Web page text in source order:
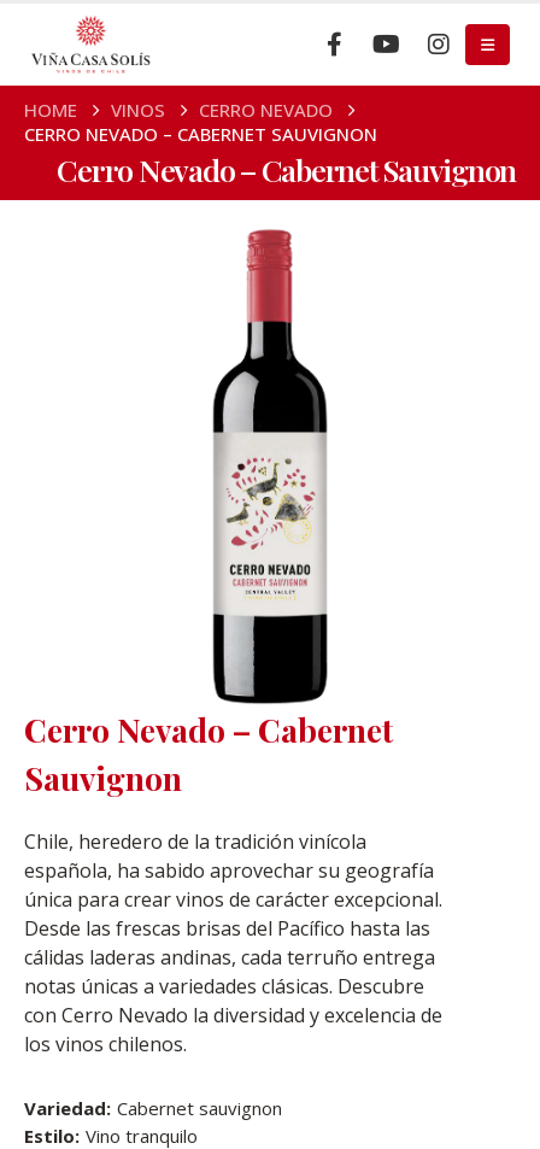
HOME VINOS
CERRO NEVADO
CERRO NEVADO – CABERNET SAUVIGNON
Cerro Nevado – Cabernet Sauvignon
Cerro Nevado – Cabernet
Sauvignon
Chile, heredero de la tradición vinícola
española, ha sabido aprovechar su geografía
única para crear vinos de carácter excepcional.
Desde las frescas brisas del Pacífico hasta las
cálidas laderas andinas, cada terruño entrega
notas únicas a variedades clásicas. Descubre
con Cerro Nevado la diversidad y excelencia de
los vinos chilenos.
Variedad: Cabernet sauvignon
Estilo: Vino tranquilo